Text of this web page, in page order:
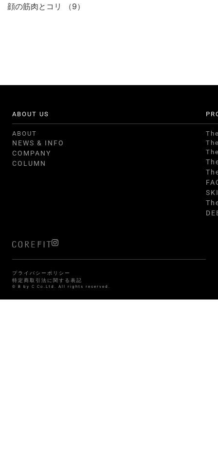
顔の筋肉とコリ
（9）
ABOUT US
ABOUT
NEWS & INFO
COMPANY
COLUMN
© B by C Co.Ltd. All rights reserved.
プライバシーポリシー
特定商取引法に関する表記